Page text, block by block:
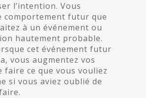
l’intention. Vous
comportement futur que
à un événement ou
hautement probable.
cet événement futur
vous augmentez vos
faire ce que vous vouliez
si vous aviez oublié de